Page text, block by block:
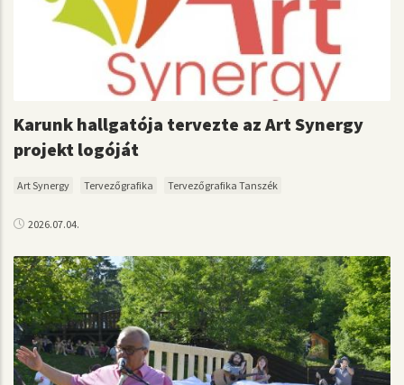
Karunk hallgatója tervezte az Art Synergy
projekt logóját
Art Synergy Tervezőgrafika Tervezőgrafika Tanszék
2026.07.04.